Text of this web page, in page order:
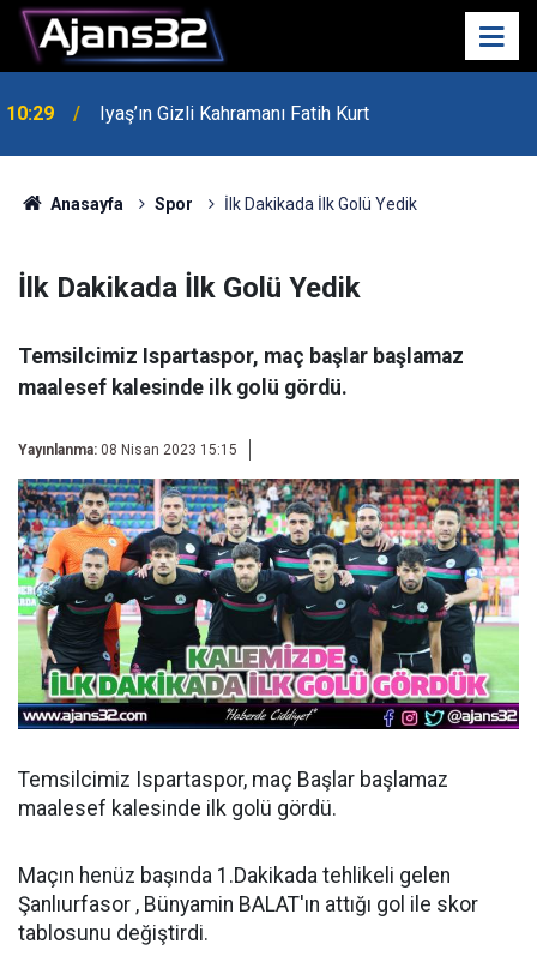
10:29 Iyaş’ın Gizli Kahramanı Fatih Kurt
00:52 Isparta'da Asker Eğlencesinde Kavga Çıktı
Anasayfa Spor İlk Dakikada İlk Golü Yedik
İlk Dakikada İlk Golü Yedik
Temsilcimiz Ispartaspor, maç başlar başlamaz
maalesef kalesinde ilk golü gördü.
Yayınlanma: 08 Nisan 2023 15:15
Temsilcimiz Ispartaspor, maç Başlar başlamaz
maalesef kalesinde ilk golü gördü.
Maçın henüz başında 1.Dakikada tehlikeli gelen
Şanlıurfasor , Bünyamin BALAT'ın attığı gol ile skor
tablosunu değiştirdi.